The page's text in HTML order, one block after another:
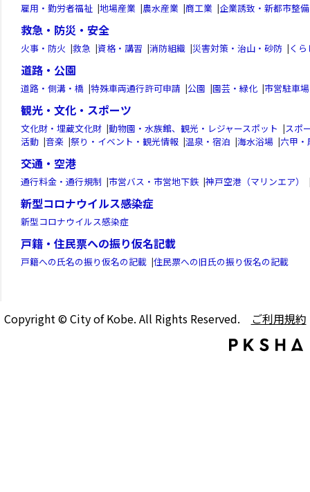
雇用・勤労者福祉 |地場産業 |農水産業 |商工業 |企業誘致・新都市整備
救急・防災・安全
火事・防火 |救急 |資格・講習 |消防組織 |災害対策・治山・砂防 |く
道路・公園
道路・側溝・橋 |特殊車両通行許可申請 |公園 |園芸・緑化 |市営駐車
観光・文化・スポーツ
文化財・埋蔵文化財 |動物園・水族館、観光・レジャースポット |スポ
活動 |音楽 |祭り・イベント・観光情報 |温泉・宿泊 |海水浴場 |六甲
交通・空港
通行料金・通行規制 |市営バス・市営地下鉄 |神戸空港（マリンエア）
新型コロナウイルス感染症
新型コロナウイルス感染症
戸籍・住民票への振り仮名記載
戸籍への氏名の振り仮名の記載 |住民票への旧氏の振り仮名の記載
Copyright © City of Kobe. All Rights Reserved. ご利用規約